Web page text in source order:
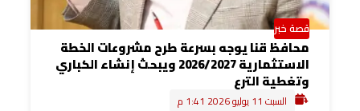
قصة خبر
محافظ قنا يوجه بسرعة طرح مشروعات الخطة
الاستثمارية 2026/2027 ويبحث إنشاء الكباري
وتغطية الترع
السبت 11 يوليو 2026 1:41 م